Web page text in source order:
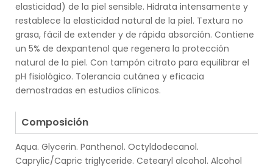
elasticidad) de la piel sensible. Hidrata intensamente y
restablece la elasticidad natural de la piel. Textura no
grasa, fácil de extender y de rápida absorción. Contiene
un 5% de dexpantenol que regenera la protección
natural de la piel. Con tampón citrato para equilibrar el
pH fisiológico. Tolerancia cutánea y eficacia
demostradas en estudios clínicos.
Composición
Aqua. Glycerin. Panthenol. Octyldodecanol.
Caprylic/Capric triglyceride. Cetearyl alcohol. Alcohol